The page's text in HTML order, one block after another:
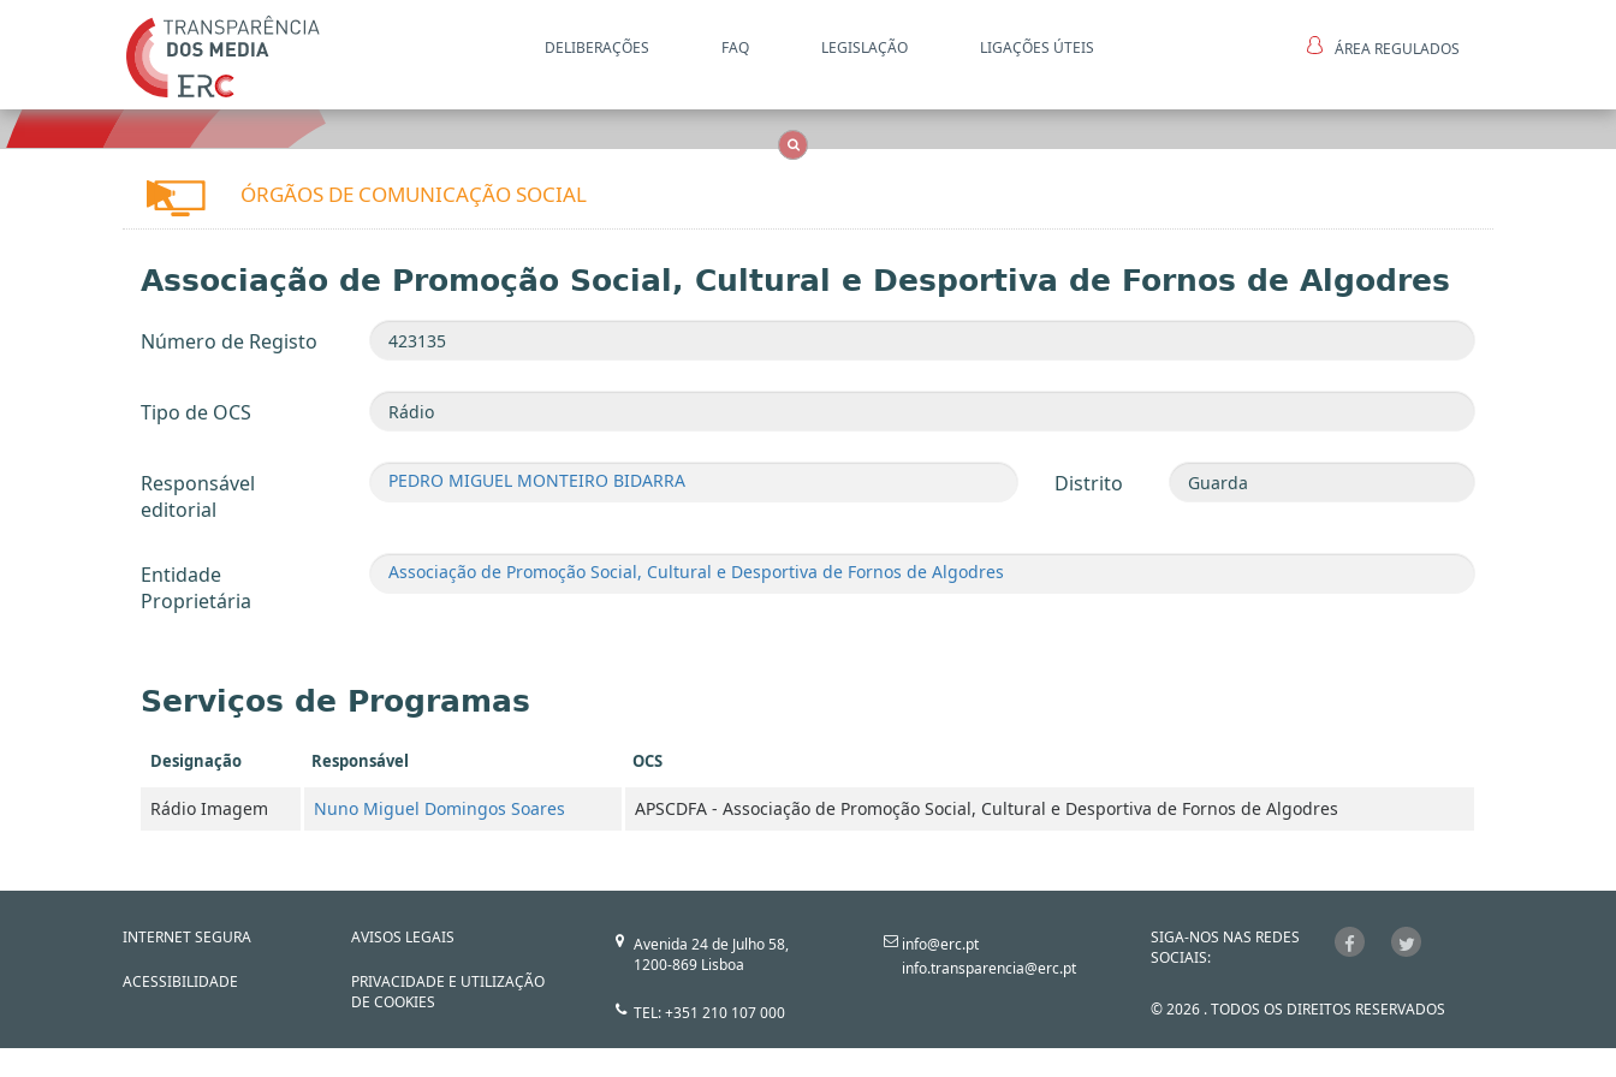
DELIBERAÇÕES FAQ LEGISLAÇÃO LIGAÇÕES ÚTEIS ÁREA REGULADOS
ÓRGÃOS DE COMUNICAÇÃO SOCIAL
Associação de Promoção Social, Cultural e Desportiva de Fornos de Algodres
Número de Registo
Tipo de OCS
Responsável
editorial
PEDRO MIGUEL MONTEIRO BIDARRA Distrito
Entidade
Proprietária
Associação de Promoção Social, Cultural e Desportiva de Fornos de Algodres
Serviços de Programas
Designação Responsável OCS
Rádio Imagem Nuno Miguel Domingos Soares APSCDFA - Associação de Promoção Social, Cultural e Desportiva de Fornos de Algodres
INTERNET SEGURA
ACESSIBILIDADE
AVISOS LEGAIS
PRIVACIDADE E UTILIZAÇÃO
DE COOKIES
Avenida 24 de Julho 58,
1200-869 Lisboa
TEL: +351 210 107 000
info@erc.pt
info.transparencia@erc.pt
SIGA-NOS NAS REDES
SOCIAIS:
© 2026 . TODOS OS DIREITOS RESERVADOS